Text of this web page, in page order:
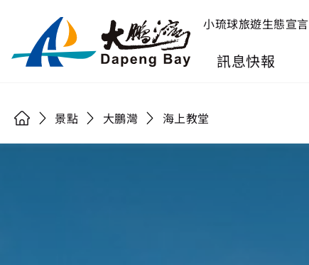
小琉球旅遊生態宣言
訊息快報
景點 大鵬灣 海上教堂